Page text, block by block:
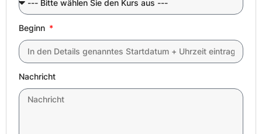
Beginn
Nachricht